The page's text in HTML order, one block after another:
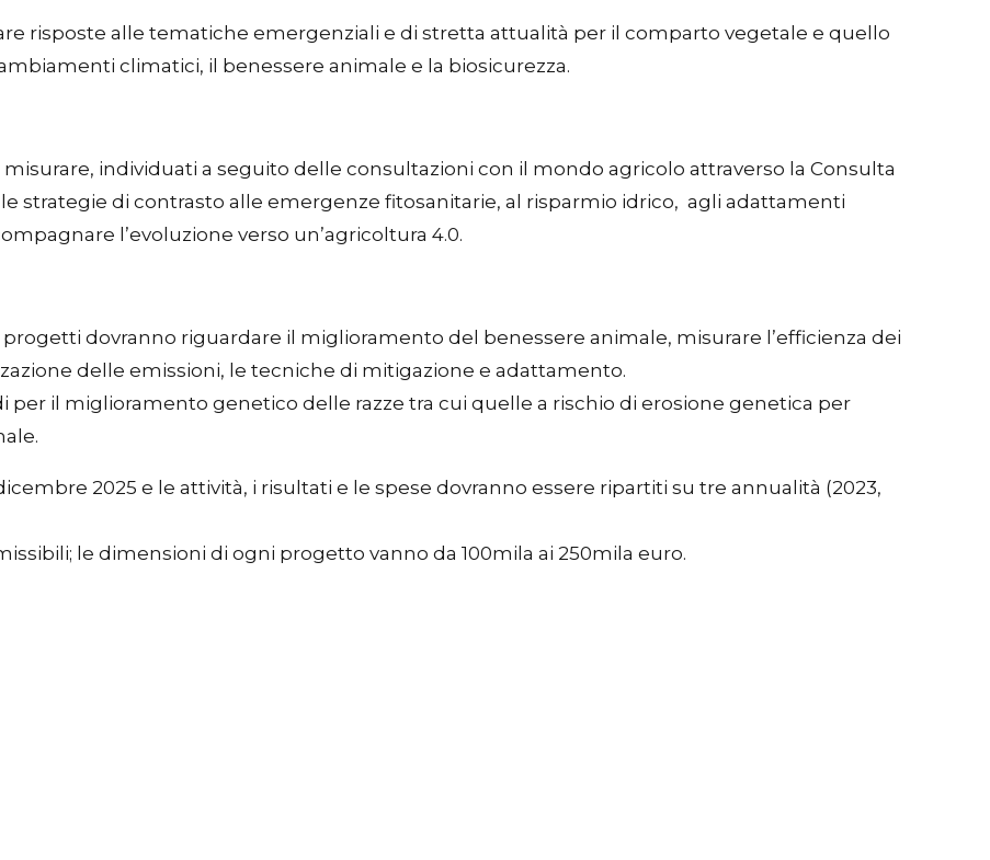
risposte alle tematiche emergenziali e di stretta attualità per il comparto vegetale e quello
climatici, il benessere animale e la biosicurezza.
individuati a seguito delle consultazioni con il mondo agricolo attraverso la Consulta
strategie di contrasto alle emergenze fitosanitarie, al risparmio idrico, agli adattamenti
l’evoluzione verso un’agricoltura 4.0.
dovranno riguardare il miglioramento del benessere animale, misurare l’efficienza dei
delle emissioni, le tecniche di mitigazione e adattamento.
il miglioramento genetico delle razze tra cui quelle a rischio di erosione genetica per
2025 e le attività, i risultati e le spese dovranno essere ripartiti su tre annualità (2023,
le dimensioni di ogni progetto vanno da 100mila ai 250mila euro.